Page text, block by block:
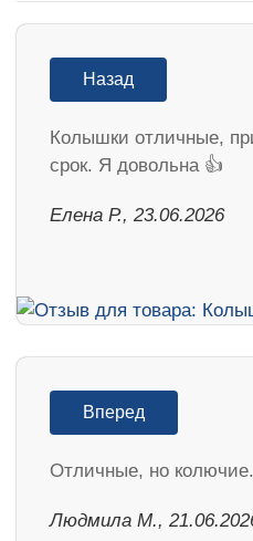
Назад
Колышки отличные,
срок. Я довольна 👍
Елена Р., 23.06.2026
Вперед
Отличные, но колючие.
Людмила М.,